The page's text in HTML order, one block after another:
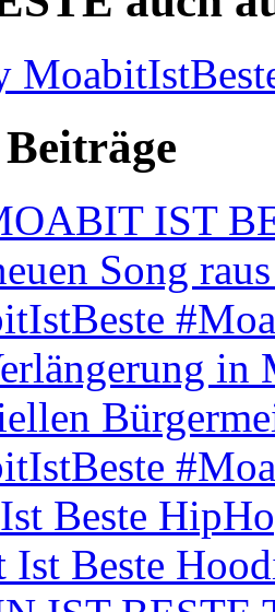
IST
Song
in
Beste
Ist Beste